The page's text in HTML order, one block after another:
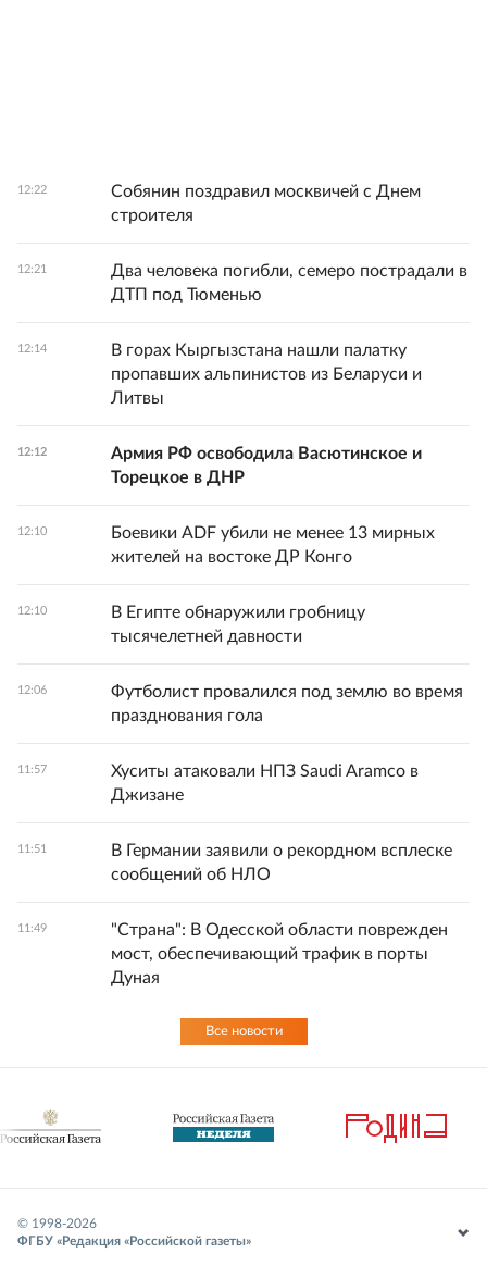
12:22
Собянин поздравил москвичей с Днем
строителя
12:21
Два человека погибли, семеро пострадали в
ДТП под Тюменью
12:14
В горах Кыргызстана нашли палатку
пропавших альпинистов из Беларуси и
Литвы
12:12
Армия РФ освободила Васютинское и
Торецкое в ДНР
12:10
Боевики ADF убили не менее 13 мирных
жителей на востоке ДР Конго
12:10
В Египте обнаружили гробницу
тысячелетней давности
12:06
Футболист провалился под землю во время
празднования гола
11:57
Хуситы атаковали НПЗ Saudi Aramco в
Джизане
11:51
В Германии заявили о рекордном всплеске
сообщений об НЛО
11:49
"Страна": В Одесской области поврежден
мост, обеспечивающий трафик в порты
Дуная
Все новости
© 1998-2026
ФГБУ «Редакция «Российской газеты»